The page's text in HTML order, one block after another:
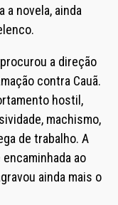
a novela, ainda
a direção
contra Cauã.
hostil,
machismo,
de trabalho. A
ao
ainda mais o